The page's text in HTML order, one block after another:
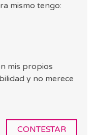
mismo tengo:
mis propios
y no merece
CONTESTAR